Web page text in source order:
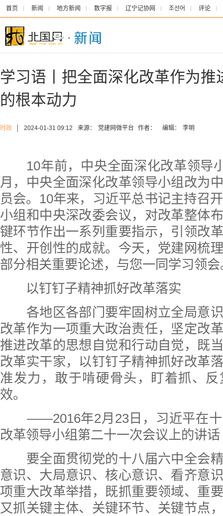
首页 新闻 地方新闻 数字报 辽宁记协网 조선어 评论
学习语丨把全面深化改革作为推
的根本动力
时政 2024-01-31 09:12 来源： 党建网微平台 作者： 编辑： 李明
10年前，中央全面深化改革领导
月，中央全面深化改革领导小组改为
员会。10年来，习近平总书记主持召
小组和中央深改委会议，对改革整体
键环节作出一系列重要指示，引领改
性、开创性的成就。今天，党建网梳
部分相关重要论述，与您一同学习领会
以钉钉子精神抓好改革落实
各地区各部门要牢固树立全局意识
改革作为一项重大政治责任，坚定改
推进改革的思想自觉和行动自觉，既
改革实干家，以钉钉子精神抓好改革
准发力，敢于啃硬骨头，盯着抓、
效。
——2016年2月23日，习近平在十
改革领导小组第二十一次会议上的讲话
要全面贯彻党的十八届六中全会精
意识、大局意识、核心意识、看齐意
项重大改革举措，既抓重要领域、重
又抓关键主体、关键环节、关键节点